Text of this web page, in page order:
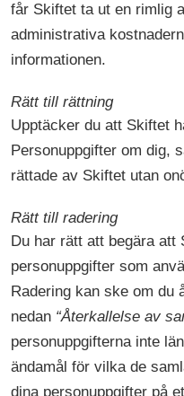
får Skiftet ta ut en rimlig
administrativa
informationen.
Rätt till rättning
Upptäcker du att Skiftet
Personuppgifter om dig,
rättade av Skiftet utan
Rätt till radering
Du har rätt att begära att
personuppgifter som
Radering kan ske om du
nedan “Återkallelse av
personuppgifterna inte
ändamål för vilka de
dina personuppgifter på